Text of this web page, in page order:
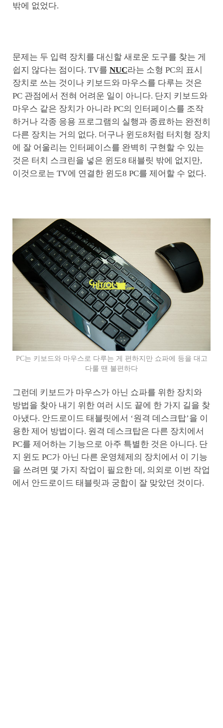
밖에 없었다.
문제는 두 입력 장치를 대신할 새로운 도구를 찾는 게
쉽지 않다는 점이다. TV를 NUC라는 소형 PC의 표시
장치로 쓰는 것이나 키보드와 마우스를 다루는 것은
PC 관점에서 전혀 어려운 일이 아니다. 단지 키보드와
마우스 같은 장치가 아니라 PC의 인터페이스를 조작
하거나 각종 응용 프로그램의 실행과 종료하는 완전히
다른 장치는 거의 없다. 더구나 윈도8처럼 터치형 장치
에 잘 어울리는 인터페이스를 완벽히 구현할 수 있는
것은 터치 스크린을 넣은 윈도8 태블릿 밖에 없지만,
이것으로는 TV에 연결한 윈도8 PC를 제어할 수 없다.
PC는 키보드와 마우스로 다루는 게 편하지만 쇼파에 등을 대고
다룰 땐 불편하다
그런데 키보드가 마우스가 아닌 쇼파를 위한 장치와
방법을 찾아 내기 위한 여러 시도 끝에 한 가지 길을 찾
아냈다. 안드로이드 태블릿에서 ‘원격 데스크탑’을 이
용한 제어 방법이다. 원격 데스크탑은 다른 장치에서
PC를 제어하는 기능으로 아주 특별한 것은 아니다. 단
지 윈도 PC가 아닌 다른 운영체제의 장치에서 이 기능
을 쓰려면 몇 가지 작업이 필요한 데, 의외로 이번 작업
에서 안드로이드 태블릿과 궁합이 잘 맞았던 것이다.